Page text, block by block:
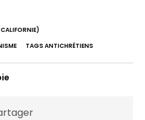
TAGS ANTICHRÉTIENS